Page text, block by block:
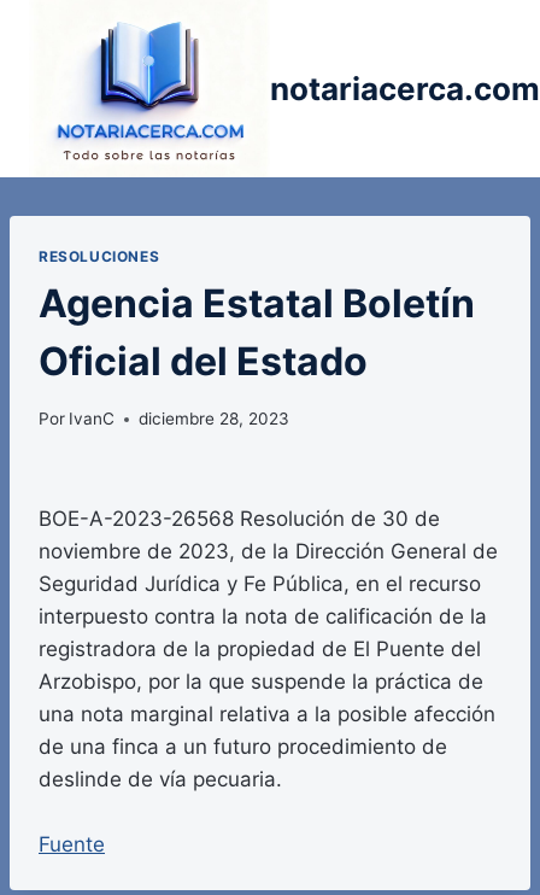
notariacerca.com
RESOLUCIONES
Agencia Estatal Boletín
Oficial del Estado
Por IvanC diciembre 28, 2023
BOE-A-2023-26568 Resolución de 30 de
noviembre de 2023, de la Dirección General de
Seguridad Jurídica y Fe Pública, en el recurso
interpuesto contra la nota de calificación de la
registradora de la propiedad de El Puente del
Arzobispo, por la que suspende la práctica de
una nota marginal relativa a la posible afección
de una finca a un futuro procedimiento de
deslinde de vía pecuaria.
Fuente